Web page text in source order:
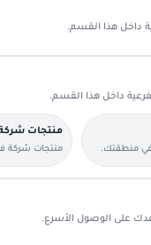
داخل هذا القسم.
داخل هذا القسم.
في منطقتك.
منتجات شركة
منتجات شركة
المسبقة.
على الوصول الأسرع.